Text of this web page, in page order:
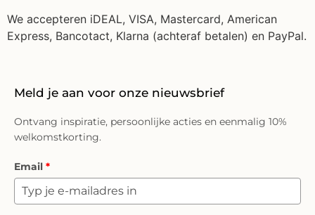
We accepteren iDEAL, VISA, Mastercard, American
Express, Bancotact, Klarna (achteraf betalen) en PayPal.
Meld je aan voor onze nieuwsbrief
Ontvang inspiratie, persoonlijke acties en eenmalig 10%
welkomstkorting.
Email *